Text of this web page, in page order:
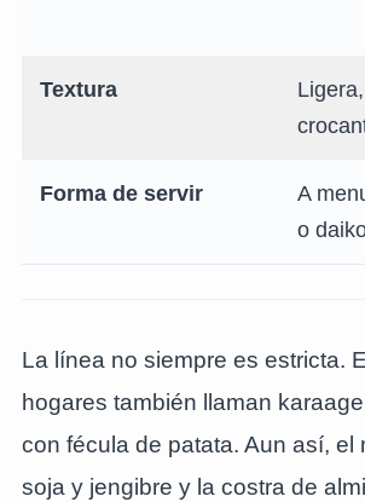
Textura
Forma de servir
A
o
La línea no siempre es estricta.
hogares también llaman
con fécula de patata. Aun así, el
soja y jengibre y la costra de